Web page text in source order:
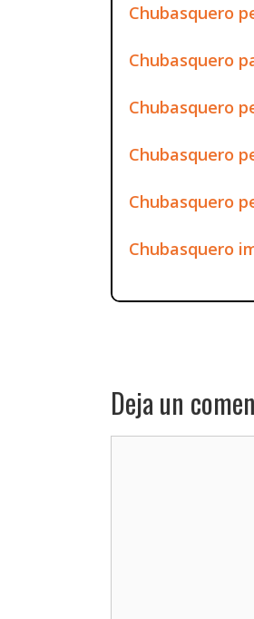
Chubasquero
Chubasquero
Chubasquero
Chubasquero
Chubasquero
Chubasquero
Deja un